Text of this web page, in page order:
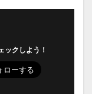
ックしよう！